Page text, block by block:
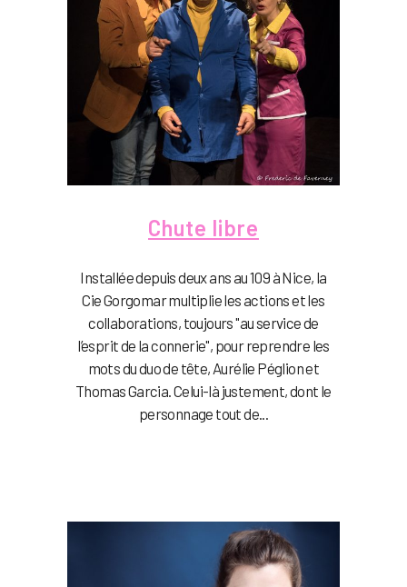
Chute libre
Installée depuis deux ans au 109 à Nice, la
Cie Gorgomar multiplie les actions et les
collaborations, toujours "au service de
l’esprit de la connerie", pour reprendre les
mots du duo de tête, Aurélie Péglion et
Thomas Garcia. Celui-là justement, dont le
personnage tout de...